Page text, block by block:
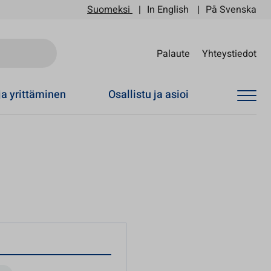
Suomeksi In English På Svenska
Palaute Yhteystiedot
yrittäminen Osallistu ja asioi